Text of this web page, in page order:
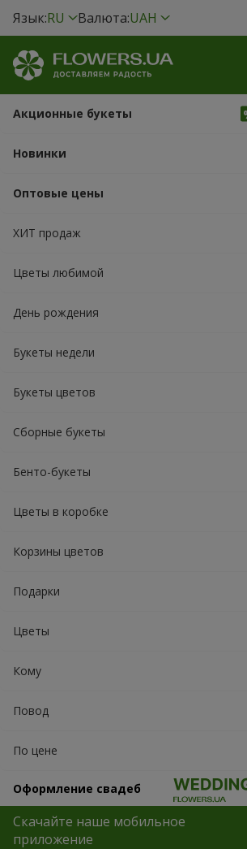
Язык:RU Валюта:UAH
Акционные букеты
Новинки
Оптовые цены
ХИТ продаж
Цветы любимой
День рождения
Букеты недели
Букеты цветов
Сборные букеты
Бенто-букеты
Цветы в коробке
Корзины цветов
Подарки
Цветы
Кому
Повод
По цене
Оформление свадеб
Скачайте наше мобильное
приложение